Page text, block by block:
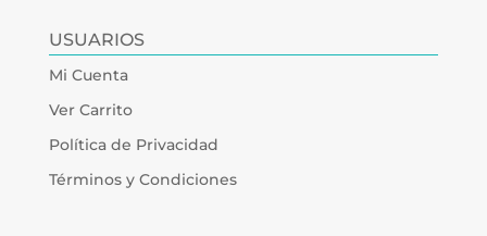
USUARIOS
Mi Cuenta
Ver Carrito
Política de Privacidad
Términos y Condiciones